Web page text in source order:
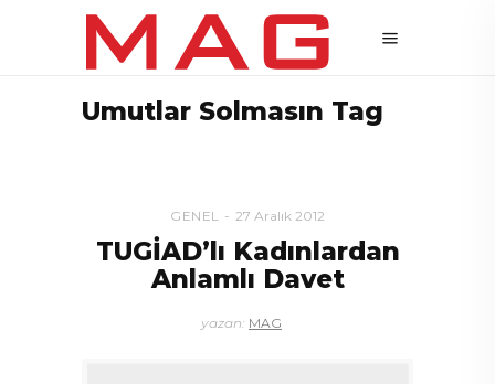
Umutlar Solmasın Tag
GENEL 27 Aralık 2012
TUGİAD’lı Kadınlardan
Anlamlı Davet
yazan: MAG